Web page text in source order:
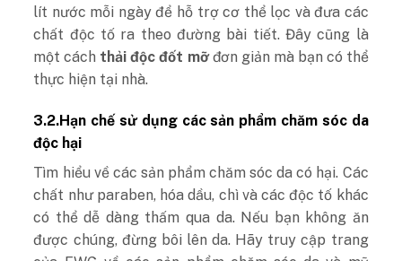
lít nước mỗi ngày để hỗ trợ cơ thể lọc và đưa các
chất độc tố ra theo đường bài tiết. Đây cũng là
một cách thải độc đốt mỡđơn giản mà bạn có thể
thực hiện tại nhà.
3.2.Hạn chế sử dụng các sản phẩm chăm sóc da
độc hại
Tìm hiểu về các sản phẩm chăm sóc da có hại. Các
chất như paraben, hóa dầu, chì và các độc tố khác
có thể dễ dàng thấm qua da. Nếu bạn không ăn
được chúng, đừng bôi lên da. Hãy truy cập trang